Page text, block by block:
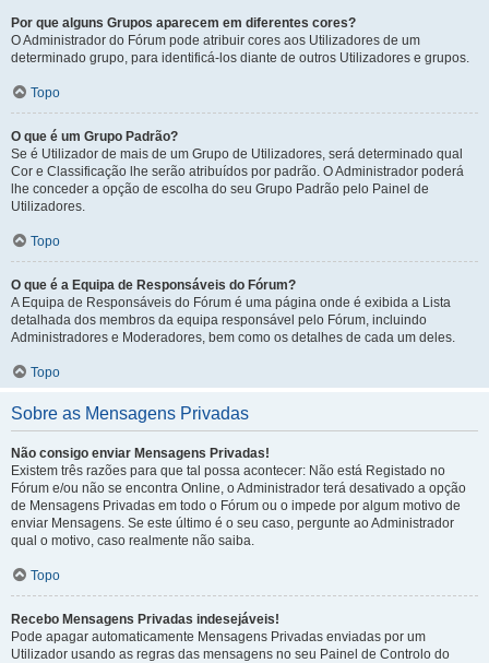
Por que alguns Grupos aparecem em diferentes cores?
O Administrador do Fórum pode atribuir cores aos Utilizadores de um
determinado grupo, para identificá-los diante de outros Utilizadores e grupos.
Topo
O que é um Grupo Padrão?
Se é Utilizador de mais de um Grupo de Utilizadores, será determinado qual
Cor e Classificação lhe serão atribuídos por padrão. O Administrador poderá
lhe conceder a opção de escolha do seu Grupo Padrão pelo Painel de
Utilizadores.
Topo
O que é a Equipa de Responsáveis do Fórum?
A Equipa de Responsáveis do Fórum é uma página onde é exibida a Lista
detalhada dos membros da equipa responsável pelo Fórum, incluindo
Administradores e Moderadores, bem como os detalhes de cada um deles.
Topo
Sobre as Mensagens Privadas
Não consigo enviar Mensagens Privadas!
Existem três razões para que tal possa acontecer: Não está Registado no
Fórum e/ou não se encontra Online, o Administrador terá desativado a opção
de Mensagens Privadas em todo o Fórum ou o impede por algum motivo de
enviar Mensagens. Se este último é o seu caso, pergunte ao Administrador
qual o motivo, caso realmente não saiba.
Topo
Recebo Mensagens Privadas indesejáveis!
Pode apagar automaticamente Mensagens Privadas enviadas por um
Utilizador usando as regras das mensagens no seu Painel de Controlo do